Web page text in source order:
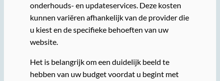
onderhouds- en updateservices. Deze kosten
kunnen variëren afhankelijk van de provider die
u kiest en de specifieke behoeften van uw
website.
Het is belangrijk om een duidelijk beeld te
hebben van uw budget voordat u begint met